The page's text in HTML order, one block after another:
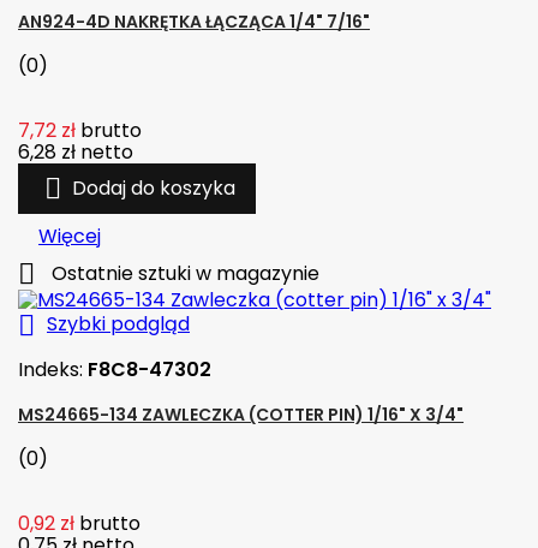
AN924-4D NAKRĘTKA ŁĄCZĄCA 1/4" 7/16"
(0)
7,72 zł brutto
6,28 zł netto
 Dodaj do koszyka
Więcej
 Ostatnie sztuki w magazynie
 Szybki podgląd
Indeks: F8C8-47302
MS24665-134 ZAWLECZKA (COTTER PIN) 1/16" X 3/4"
(0)
0,92 zł brutto